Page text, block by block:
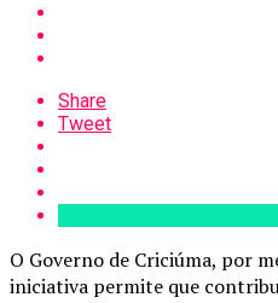
Share
Tweet
O Governo de Criciúma, por
iniciativa permite que